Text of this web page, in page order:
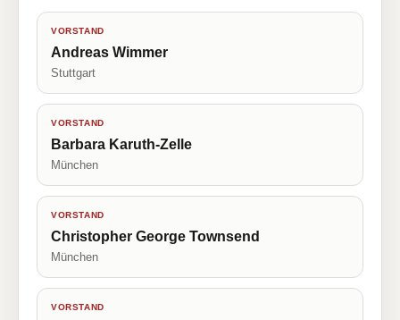
VORSTAND
Andreas Wimmer
Stuttgart
VORSTAND
Barbara Karuth-Zelle
München
VORSTAND
Christopher George Townsend
München
VORSTAND